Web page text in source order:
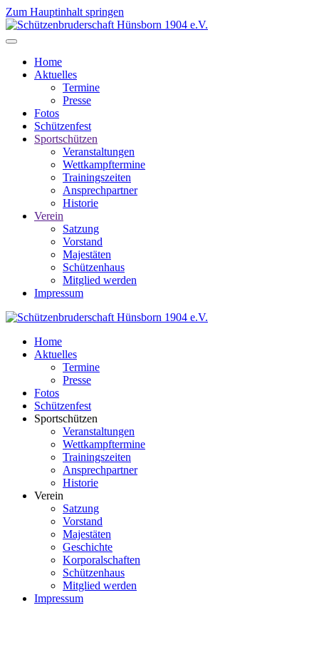
Zum Hauptinhalt springen
Home
Aktuelles
Termine
Presse
Fotos
Schützenfest
Sportschützen
Veranstaltungen
Wettkampftermine
Trainingszeiten
Ansprechpartner
Historie
Verein
Satzung
Vorstand
Majestäten
Schützenhaus
Mitglied werden
Impressum
Home
Aktuelles
Termine
Presse
Fotos
Schützenfest
Sportschützen
Veranstaltungen
Wettkampftermine
Trainingszeiten
Ansprechpartner
Historie
Verein
Satzung
Vorstand
Majestäten
Geschichte
Korporalschaften
Schützenhaus
Mitglied werden
Impressum